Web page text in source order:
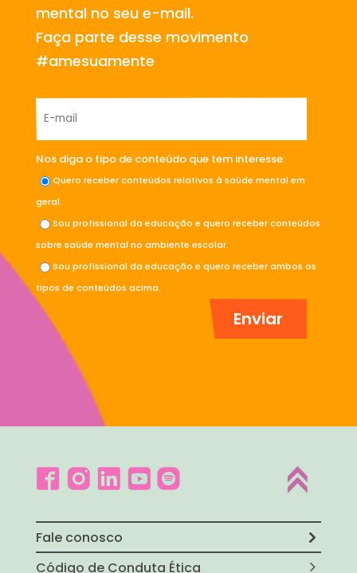
mental no seu e-mail.
Faça parte desse movimento
#amesuamente
Nos diga o tipo de conteúdo que tem interesse:
Quero receber conteúdos relativos à saúde mental em
geral.
Sou profissional da educação e quero receber conteúdos
sobre saúde mental no ambiente escolar.
Sou profissional da educação e quero receber ambos os
tipos de conteúdos acima.
Fale conosco
Código de Conduta Ética